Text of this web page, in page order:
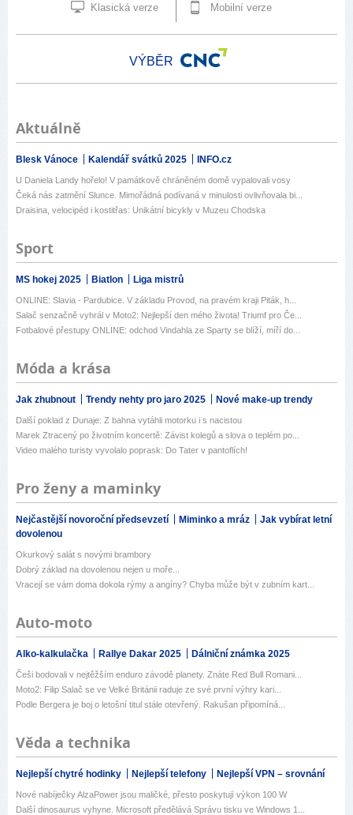
Klasická verze Mobilní verze
VÝBĚR
Aktuálně
Blesk Vánoce Kalendář svátků 2025 INFO.cz
U Daniela Landy hořelo! V památkově chráněném domě vypalovali vosy
Čeká nás zatmění Slunce. Mimořádná podívaná v minulosti ovlivňovala bi...
Draisina, velocipéd i kostitřas: Unikátní bicykly v Muzeu Chodska
Sport
MS hokej 2025 Biatlon Liga mistrů
ONLINE: Slavia - Pardubice. V základu Provod, na pravém kraji Piták, h...
Salač senzačně vyhrál v Moto2: Nejlepší den mého života! Triumf pro Če...
Fotbalové přestupy ONLINE: odchod Vindahla ze Sparty se blíží, míří do...
Móda a krása
Jak zhubnout Trendy nehty pro jaro 2025 Nové make-up trendy
Další poklad z Dunaje: Z bahna vytáhli motorku i s nacistou
Marek Ztracený po životním koncertě: Závist kolegů a slova o teplém po...
Video malého turisty vyvolalo poprask: Do Tater v pantoflích!
Pro ženy a maminky
Nejčastější novoroční předsevzetí Miminko a mráz
Jak vybírat letní
dovolenou
Okurkový salát s novými brambory
Dobrý základ na dovolenou nejen u moře...
Vracejí se vám doma dokola rýmy a angíny? Chyba může být v zubním kart...
Auto-moto
Alko-kalkulačka Rallye Dakar 2025 Dálniční známka 2025
Češi bodovali v nejtěžším enduro závodě planety. Znáte Red Bull Romani...
Moto2: Filip Salač se ve Velké Británii raduje ze své první výhry kari...
Podle Bergera je boj o letošní titul stále otevřený. Rakušan připomíná...
Věda a technika
Nejlepší chytré hodinky Nejlepší telefony Nejlepší VPN – srovnání
Nové nabíječky AlzaPower jsou maličké, přesto poskytují výkon 100 W
Další dinosaurus vyhyne. Microsoft předělává Správu tisku ve Windows 1...